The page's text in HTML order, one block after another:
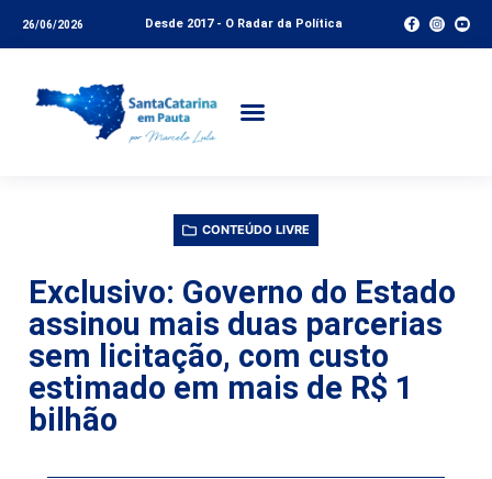
26/06/2026 Desde 2017 - O Radar da Política
CONTEÚDO LIVRE
Exclusivo: Governo do Estado
assinou mais duas parcerias
sem licitação, com custo
estimado em mais de R$ 1
bilhão